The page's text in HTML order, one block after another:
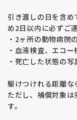
引き渡しの日を含
め2日以内に必ずご
・2ヶ所の動物病院
・血液検査、エコ
・死亡した状態の写
駆けつけれる距離な
ただし、補償対象
す。